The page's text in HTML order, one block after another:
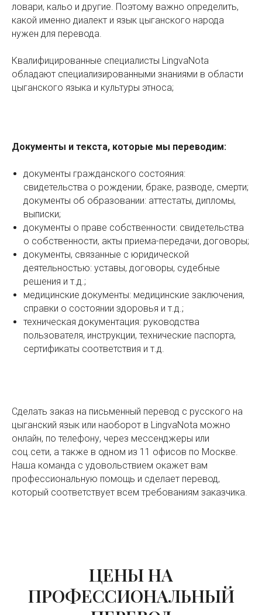
ловари, кальо и другие. Поэтому важно определить,
какой именно диалект и язык цыганского народа
нужен для перевода.
Квалифицированные специалисты LingvaNota
обладают специализированными знаниями в области
цыганского языка и культуры этноса;
Документы и текста, которые мы переводим:
документы гражданского состояния:
свидетельства о рождении, браке, разводе, смерти;
документы об образовании: аттестаты, дипломы,
выписки;
документы о праве собственности: свидетельства
о собственности, акты приема-передачи, договоры;
документы, связанные с юридической
деятельностью: уставы, договоры, судебные
решения и т.д.;
медицинские документы: медицинские заключения,
справки о состоянии здоровья и т.д.;
техническая документация: руководства
пользователя, инструкции, технические паспорта,
сертификаты соответствия и т.д.
Сделать заказ на письменный перевод с русского на
цыганский язык или наоборот в LingvaNota можно
онлайн, по телефону, через мессенджеры или
соц.сети, а также в одном из 11 офисов по Москве.
Наша команда с удовольствием окажет вам
профессиональную помощь и сделает перевод,
который соответствует всем требованиям заказчика.
ЦЕНЫ НА
ПРОФЕССИОНАЛЬНЫЙ